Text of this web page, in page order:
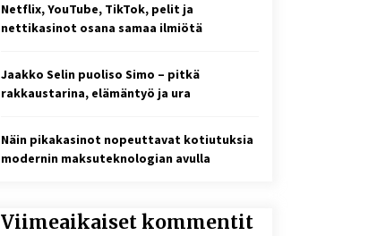
Toni Lapinlampi – tapaus,
oikeudenkäynnit ja mitä asiasta
Netflix, YouTube, TikTok, pelit ja
nettikasinot osana samaa ilmiötä
Jaakko Selin puoliso Simo – pitkä
rakkaustarina, elämäntyö ja ura
Näin pikakasinot nopeuttavat kotiutuksia
modernin maksuteknologian avulla
Viimeaikaiset kommentit